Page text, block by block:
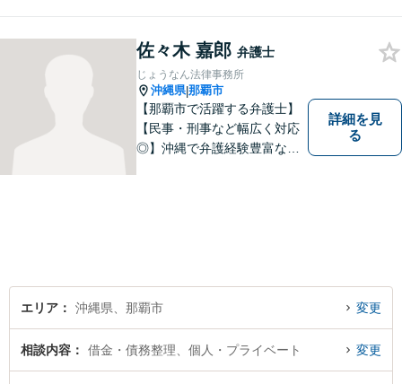
婚、借金、相続、交通事故
等、生活上のトラブルがござ
いましたら、お気軽にご相談
下さい。
佐々木 嘉郎 弁護士
じょうなん法律事務所
沖縄県|那覇市
【那覇市で活躍する弁護士】
【民事・刑事など幅広く対応
◎】沖縄で弁護経験豊富な弁
詳細を見
る
エリア 沖縄県、那覇市 変更
相談内容 借金・債務整理、個人・プライベート 変更